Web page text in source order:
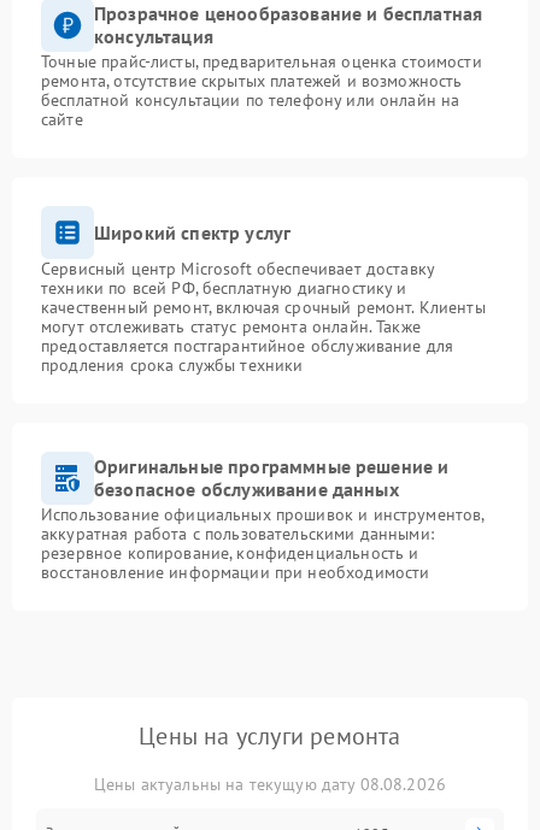
Прозрачное ценообразование и бесплатная
консультация
Точные прайс-листы, предварительная оценка стоимости
ремонта, отсутствие скрытых платежей и возможность
бесплатной консультации по телефону или онлайн на
сайте
Широкий спектр услуг
Сервисный центр Microsoft обеспечивает доставку
техники по всей РФ, бесплатную диагностику и
качественный ремонт, включая срочный ремонт. Клиенты
могут отслеживать статус ремонта онлайн. Также
предоставляется постгарантийное обслуживание для
продления срока службы техники
Оригинальные программные решение и
безопасное обслуживание данных
Использование официальных прошивок и инструментов,
аккуратная работа с пользовательскими данными:
резервное копирование, конфиденциальность и
восстановление информации при необходимости
Цены на услуги ремонта
Цены актуальны на текущую дату 08.08.2026